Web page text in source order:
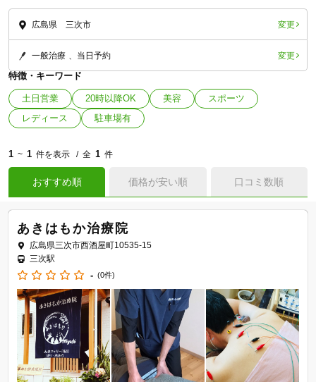
広島県 三次市 変更
一般治療 当日予約 変更
特徴・キーワード
土日営業 20時以降OK 美容
スポーツ
レディース
駐車場有
1 ~ 1 件を表示 全 1 件
おすすめ順 価格が安い順 口コミ数順
あきはもか治療院
広島県三次市西酒屋町10535-15
三次駅
- (0件)
「健康にはりを見た」